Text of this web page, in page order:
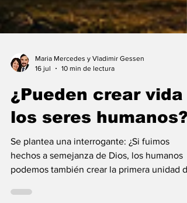
Maria Mercedes y Vladimir Gessen
10 min de lectura
¿Pueden crear vida
los seres humanos?
hechos a semejanza de Dios, los humanos